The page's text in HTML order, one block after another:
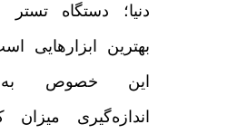
دنیا؛ دستگاه تستر
بهترین ابزارهایی
این خصوص
اندازه‌گیری